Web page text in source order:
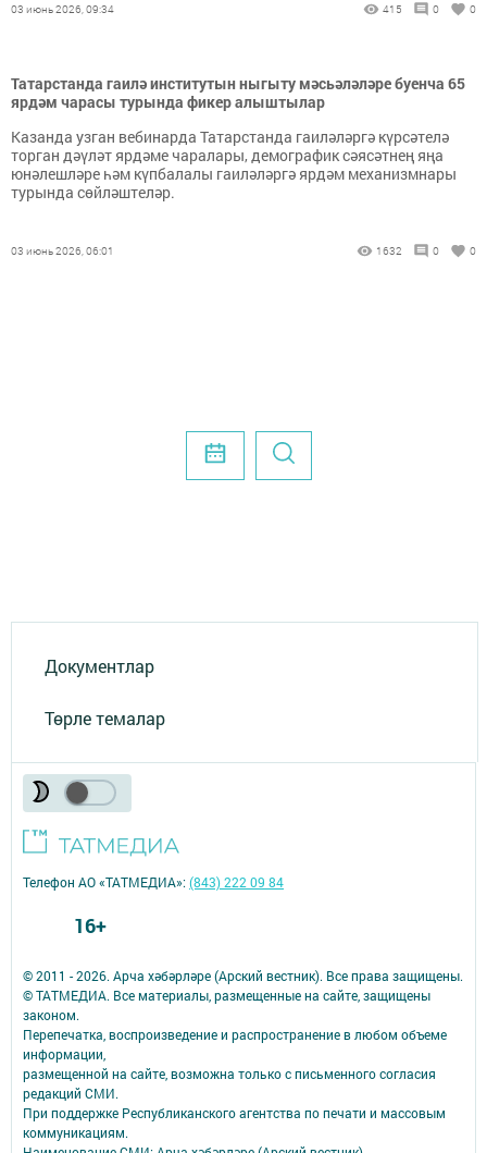
03 июнь 2026, 09:34 415 0 0
Татарстанда гаилә институтын ныгыту мәсьәләләре буенча 65
ярдәм чарасы турында фикер алыштылар
Казанда узган вебинарда Татарстанда гаиләләргә күрсәтелә
торган дәүләт ярдәме чаралары, демографик сәясәтнең яңа
юнәлешләре һәм күпбалалы гаиләләргә ярдәм механизмнары
турында сөйләштеләр.
03 июнь 2026, 06:01 1632 0 0
Документлар
Төрле темалар
© 2011 - 2026. Арча хәбәрләре (Арский вестник). Все права защищены.
© ТАТМЕДИА. Все материалы, размещенные на сайте, защищены
законом.
Перепечатка, воспроизведение и распространение в любом объеме
информации,
размещенной на сайте, возможна только с письменного согласия
редакций СМИ.
При поддержке Республиканского агентства по печати и массовым
коммуникациям.
Телефон АО «ТАТМЕДИА»:(843) 222 09 84
16+